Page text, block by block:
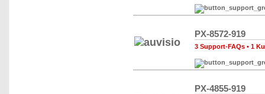
PX-8572-919
3 Support-FAQs • 1
PX-4855-919